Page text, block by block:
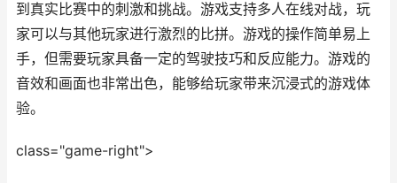
到真实比赛中的刺激和挑战。游戏支持多人在线对战，玩
家可以与其他玩家进行激烈的比拼。游戏的操作简单易上
手，但需要玩家具备一定的驾驶技巧和反应能力。游戏的
音效和画面也非常出色，能够给玩家带来沉浸式的游戏体
验。
class="game-right">